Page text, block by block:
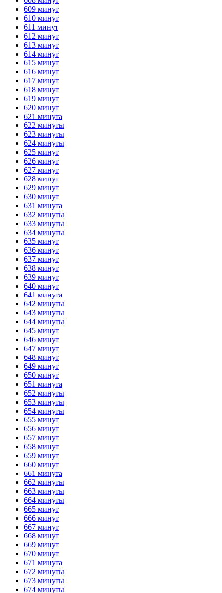
609 минут
610 минут
611 минут
612 минут
613 минут
614 минут
615 минут
616 минут
617 минут
618 минут
619 минут
620 минут
621 минута
622 минуты
623 минуты
624 минуты
625 минут
626 минут
627 минут
628 минут
629 минут
630 минут
631 минута
632 минуты
633 минуты
634 минуты
635 минут
636 минут
637 минут
638 минут
639 минут
640 минут
641 минута
642 минуты
643 минуты
644 минуты
645 минут
646 минут
647 минут
648 минут
649 минут
650 минут
651 минута
652 минуты
653 минуты
654 минуты
655 минут
656 минут
657 минут
658 минут
659 минут
660 минут
661 минута
662 минуты
663 минуты
664 минуты
665 минут
666 минут
667 минут
668 минут
669 минут
670 минут
671 минута
672 минуты
673 минуты
674 минуты